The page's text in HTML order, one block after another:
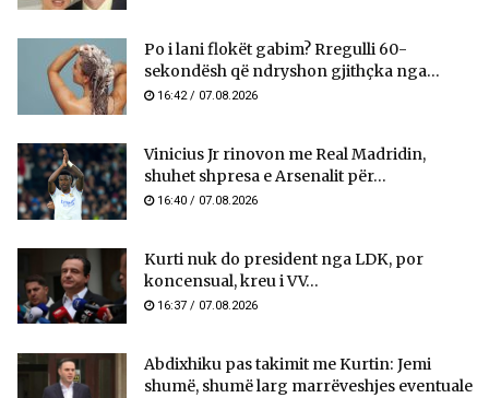
Po i lani flokët gabim? Rregulli 60-
sekondësh që ndryshon gjithçka nga...
16:42 / 07.08.2026
Vinicius Jr rinovon me Real Madridin,
shuhet shpresa e Arsenalit për...
16:40 / 07.08.2026
Kurti nuk do president nga LDK, por
koncensual, kreu i VV...
16:37 / 07.08.2026
Abdixhiku pas takimit me Kurtin: Jemi
shumë, shumë larg marrëveshjes eventuale